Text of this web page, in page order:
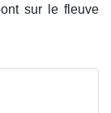
sur le fleuve